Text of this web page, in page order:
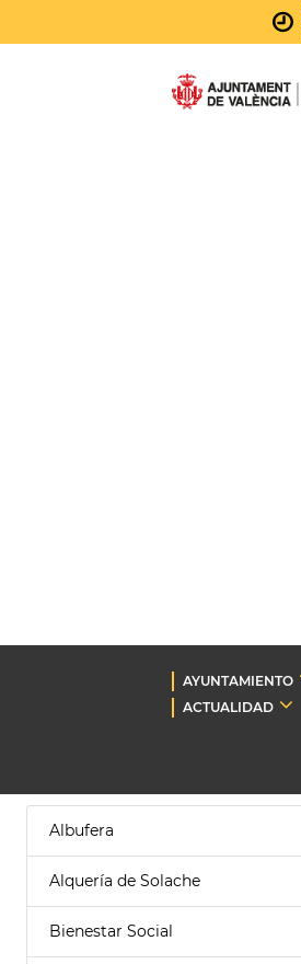
AYUNTAMIENTO
ACTUALIDAD
Albufera
Alquería de Solache
Bienestar Social